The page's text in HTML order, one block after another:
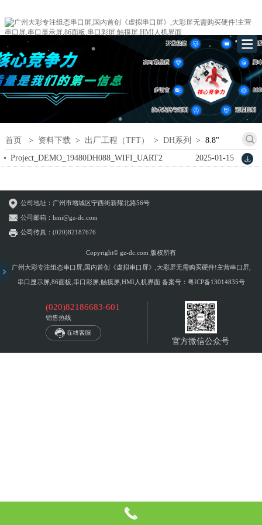
首页 > 资料下载> 出厂工程（TFT） > DH系列 > 8.8"
2025-01-15
Project_DEMO_19480DH088_WIFI_UART2
公司地址：广州市增城区宁西街新耀北路56号
公司邮箱：hmi@gz-dc.com
公司传真：(020)82187676
Copyright© gz-dc.com 版权所有
广州大彩专注组态串口屏,国内首创《虚拟串口屏》,大彩屏无需购买硬件!主营串口屏,
串口显示屏,86面板,串口彩屏,触摸屏,HMI人机界面 备案号： 粤ICP备13014835号
(020)82186683-601
销售热线
官方微信公众号